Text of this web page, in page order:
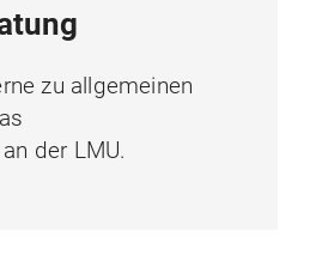
zu allgemeinen
der LMU.